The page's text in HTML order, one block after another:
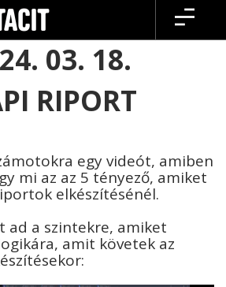
03. 18.
RIPORT
egy videót, amiben
mi az az 5 tényező, amiket
elkészítésénél.
ad a szintekre, amiket
amit követek az